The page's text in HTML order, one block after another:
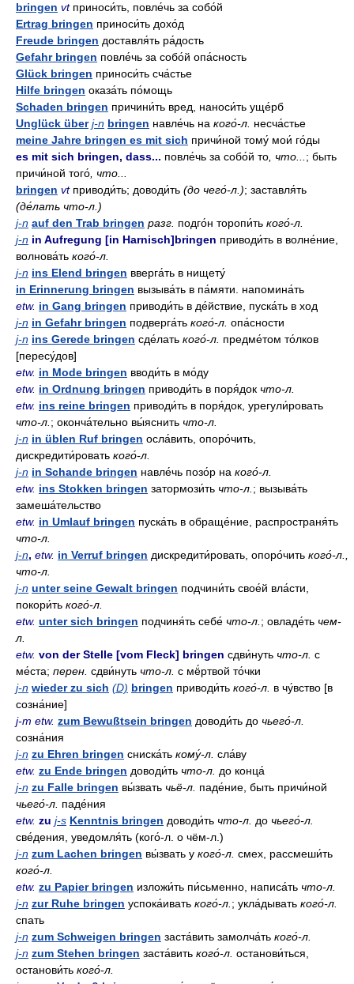
bringen vtприноси́ть, повле́чь за собо́й
Ertrag bringen приноси́ть дохо́д
Freude bringen доставля́ть ра́дость
Gefahr bringen повле́чь за собо́й опа́сность
Glück bringen приноси́ть сча́стье
Hilfe bringen оказа́ть по́мощь
Schaden bringen причини́ть вред, наноси́ть уще́рб
Unglück über j-n bringen навле́чь на кого́-л. несча́стье
meine Jahre bringen es mit sich причи́ной тому́ мои́ го́ды
es mit sich bringen, dass... повле́чь за собо́й то , что... ; быть
причи́ной того́ , что...
bringen vtприводи́ть; доводи́ть (до чего́-л.); заставля́ть
(де́лать что-л.)
j-n auf den Trab bringen разг. подго́н торопи́ть кого́-л.
j-n in Aufregung [in Harnisch]bringen приводи́ть в волне́ние,
волнова́ть кого́-л.
j-n ins Elend bringen вверга́ть в нищету́
in Erinnerung bringen вызыва́ть в па́мяти. напомина́ть
etw. in Gang bringen приводи́ть в де́йствие, пуска́ть в ход
j-n in Gefahr bringen подверга́ть кого́-л. опа́сности
j-n ins Gerede bringen сде́лать кого́-л. предме́том то́лков
[пересу́дов]
etw. in Mode bringen вводи́ть в мо́ду
etw. in Ordnung bringen приводи́ть в поря́док что-л.
etw. ins reine bringen приводи́ть в поря́док, урегули́ровать
что-л. ; оконча́тельно вы́яснить что-л.
j-n in üblen Ruf bringen осла́вить, опоро́чить,
дискредити́ровать кого́-л.
j-n in Schande bringen навле́чь позо́р на кого́-л.
etw. ins Stokken bringen затормози́ть что-л. ; вызыва́ть
замеша́тельство
etw. in Umlauf bringen пуска́ть в обраще́ние, распространя́ть
что-л.
j-n, etw. in Verruf bringen дискредити́ровать, опоро́чить кого́-л.,
что-л.
j-n unter seine Gewalt bringen подчини́ть свое́й вла́сти,
покори́ть кого́-л.
etw. unter sich bringen подчиня́ть себе́ что-л. ; овладе́ть чем-
л.
etw. von der Stelle [vom Fleck] bringen сдви́нуть что-л. с
ме́ста; перен. сдви́нуть что-л. с мё́ртвой то́чки
j-n wieder zu sich (D) bringen приводи́ть кого́-л. в чу́вство [в
созна́ние]
j-m etw. zum Bewußtsein bringen доводи́ть до чьего́-л.
созна́ния
j-n zu Ehren bringen сниска́ть кому́-л. сла́ву
etw. zu Ende bringen доводи́ть что-л. до конца́
j-n zu Falle bringen вы́звать чьё-л. паде́ние, быть причи́ной
чьего́-л. паде́ния
etw. zu j-s Kenntnis bringen доводи́ть что-л. до чьего́-л.
све́дения, уведомля́ть (кого́-л. о чём-л.)
j-n zum Lachen bringen вы́звать у кого́-л. смех, рассмеши́ть
кого́-л.
etw. zu Papier bringen изложи́ть пи́сьменно, написа́ть что-л.
j-n zur Ruhe bringen успока́ивать кого́-л. ; укла́дывать кого́-л.
спать
j-n zum Schweigen bringen заста́вить замолча́ть кого́-л.
j-n zum Stehen bringen заста́вить кого́-л. останови́ться,
останови́ть кого́-л.